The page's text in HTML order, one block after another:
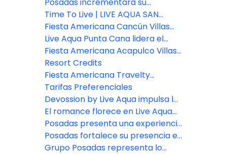
viajes
inventario de habitaciones en un
7% este año
Time To Live | LIVE AQUA SAN
MIGUEL DE ALLENDE
Fiesta Americana Cancún Villas
presenta dos nuevas categorías
de Villas Premium en Punta
Cancún
Live Aqua Punta Cana lidera el
bienestar en República
Dominicana
Fiesta Americana Acapulco Villas:
Nuevos espacios para vivir
experiencias inolvidables
Resort Credits
Fiesta Americana Travelty
presenta nuevas marcas y
destinos.
Tarifas Preferenciales
Devossion by Live Aqua impulsa la
expansión de Posadas
El romance florece en Live Aqua
San Miguel de Allende
Posadas presenta una experiencia
de bienestar en Zamna Festival
2026
Posadas fortalece su presencia en
el sureste con la apertura del
Grupo Posadas representa lo